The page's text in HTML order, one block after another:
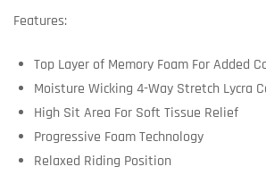
Features:
Top Layer of Memory Foam For Added
Moisture Wicking 4-Way Stretch Lycra
High Sit Area For Soft Tissue Relief
Progressive Foam Technology
Relaxed Riding Position